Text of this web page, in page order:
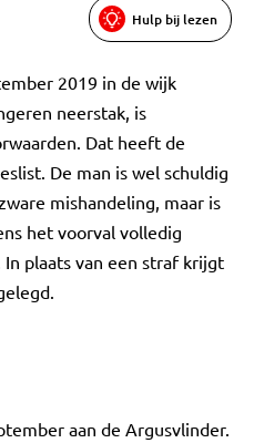
Hulp bij lezen
2019 in de wijk
neerstak, is
Dat heeft de
De man is wel schuldig
mishandeling, maar is
het voorval volledig
plaats van een straf krijgt
aan de Argusvlinder.